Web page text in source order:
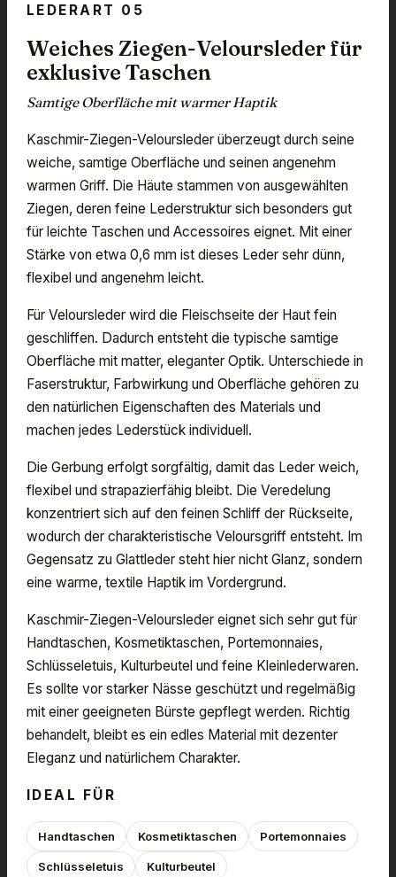
LEDERART 05
Weiches Ziegen-Veloursleder für
exklusive Taschen
Samtige Oberfläche mit warmer Haptik
Kaschmir-Ziegen-Veloursleder überzeugt durch seine
weiche, samtige Oberfläche und seinen angenehm
warmen Griff. Die Häute stammen von ausgewählten
Ziegen, deren feine Lederstruktur sich besonders gut
für leichte Taschen und Accessoires eignet. Mit einer
Stärke von etwa 0,6 mm ist dieses Leder sehr dünn,
flexibel und angenehm leicht.
Für Veloursleder wird die Fleischseite der Haut fein
geschliffen. Dadurch entsteht die typische samtige
Oberfläche mit matter, eleganter Optik. Unterschiede in
Faserstruktur, Farbwirkung und Oberfläche gehören zu
den natürlichen Eigenschaften des Materials und
machen jedes Lederstück individuell.
Die Gerbung erfolgt sorgfältig, damit das Leder weich,
flexibel und strapazierfähig bleibt. Die Veredelung
konzentriert sich auf den feinen Schliff der Rückseite,
wodurch der charakteristische Veloursgriff entsteht. Im
Gegensatz zu Glattleder steht hier nicht Glanz, sondern
eine warme, textile Haptik im Vordergrund.
Kaschmir-Ziegen-Veloursleder eignet sich sehr gut für
Handtaschen, Kosmetiktaschen, Portemonnaies,
Schlüsseletuis, Kulturbeutel und feine Kleinlederwaren.
Es sollte vor starker Nässe geschützt und regelmäßig
mit einer geeigneten Bürste gepflegt werden. Richtig
behandelt, bleibt es ein edles Material mit dezenter
Eleganz und natürlichem Charakter.
IDEAL FÜR
Handtaschen Kosmetiktaschen Portemonnaies
Schlüsseletuis Kulturbeutel